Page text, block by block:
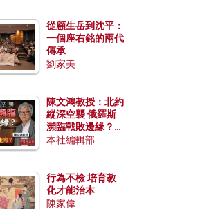
從顧生岳到沈平：
一個座右銘的兩代
傳承
劉家美
陳文鴻教授：北約
縱深空襲 俄羅斯
瀕臨戰敗邊緣？中
國零部件能左右戰
本社編輯部
行為不檢 培育教
化才能治本
陳家偉